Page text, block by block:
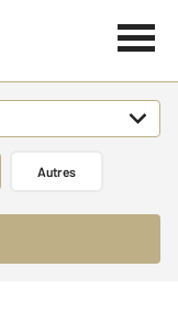
Autres